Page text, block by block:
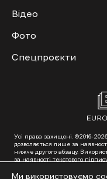
Відео
Фото
Спецпроєкти
Усі права захищені. ©2016-
дозволяється лише за
нижче другого абзацу.
за наявності текстового
схвалення від редакції.
Ми використовуємо